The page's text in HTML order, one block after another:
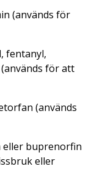
(används för
fentanyl,
för att
(används
eller buprenorfin
eller